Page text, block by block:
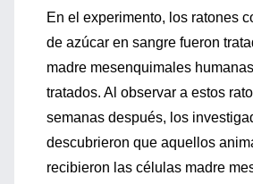
En el experimento, los ratones
de azúcar en sangre fueron
madre mesenquimales
tratados. Al observar a estos
semanas después, los
descubrieron que aquellos
recibieron las células madre